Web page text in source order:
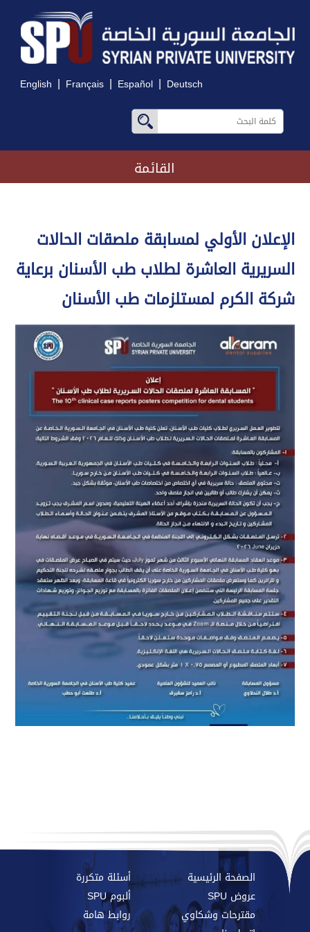
English | Français | Español | Deutsch
القائمة
الإعلان الأولي لمسابقة ملصقات الحالات
السريرية العاشرة لطلاب طب الأسنان برعاية
شركة الكرم لمستلزمات طب الأسنان
الصفحة الرئيسية
أسئلة متكررة
عروض SPU
ألبوم SPU
مقترحات وشكاوي
روابط هامة